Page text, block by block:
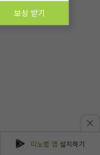
보상 받기
미노벨 앱 설치하기